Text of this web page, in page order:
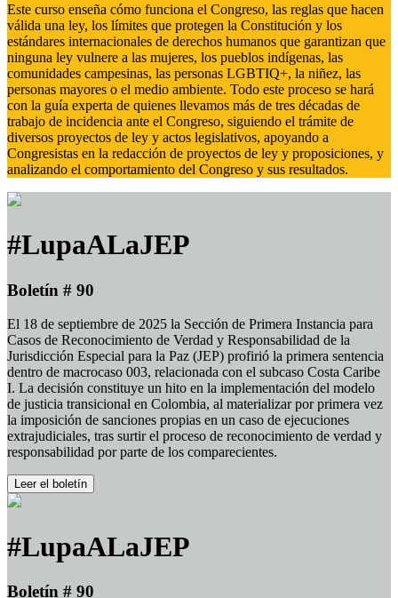
Este curso enseña cómo funciona el Congreso, las reglas que hacen
válida una ley, los límites que protegen la Constitución y los
estándares internacionales de derechos humanos que garantizan que
ninguna ley vulnere a las mujeres, los pueblos indígenas, las
comunidades campesinas, las personas LGBTIQ+, la niñez, las
personas mayores o el medio ambiente. Todo este proceso se hará
con la guía experta de quienes llevamos más de tres décadas de
trabajo de incidencia ante el Congreso, siguiendo el trámite de
diversos proyectos de ley y actos legislativos, apoyando a
Congresistas en la redacción de proyectos de ley y proposiciones, y
analizando el comportamiento del Congreso y sus resultados.
#LupaALaJEP
Boletín # 90
El 18 de septiembre de 2025 la Sección de Primera Instancia para
Casos de Reconocimiento de Verdad y Responsabilidad de la
Jurisdicción Especial para la Paz (JEP) profirió la primera sentencia
dentro de macrocaso 003, relacionada con el subcaso Costa Caribe
I. La decisión constituye un hito en la implementación del modelo
de justicia transicional en Colombia, al materializar por primera vez
la imposición de sanciones propias en un caso de ejecuciones
extrajudiciales, tras surtir el proceso de reconocimiento de verdad y
responsabilidad por parte de los comparecientes.
Leer el boletín
#LupaALaJEP
Boletín # 90